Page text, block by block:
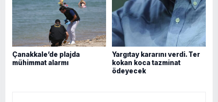
Çanakkale’de plajda
mühimmat alarmı
Yargıtay kararını verdi. Ter
kokan koca tazminat
ödeyecek